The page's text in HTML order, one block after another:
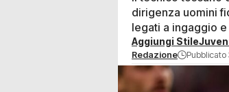
dirigenza uomini
legati a ingaggio
Aggiungi
Redazione Pubblicato